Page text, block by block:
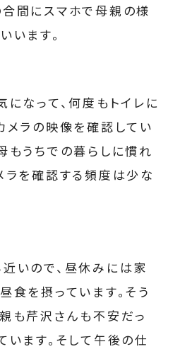
間にスマホで母親の様
います。
になって、何度もトイレに
メラの映像を確認してい
もうちでの暮らしに慣れ
ラを確認する頻度は少な
いので、昼休みには家
食を摂っています。そう
も芹沢さんも不安だっ
います。そして午後の仕